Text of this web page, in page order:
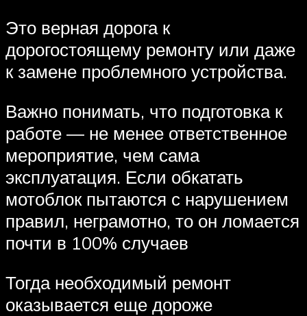
Это верная дорога к
дорогостоящему ремонту или даже
к замене проблемного устройства.
Важно понимать, что подготовка к
работе — не менее ответственное
мероприятие, чем сама
эксплуатация. Если обкатать
мотоблок пытаются с нарушением
правил, неграмотно, то он ломается
почти в 100% случаев
Тогда необходимый ремонт
оказывается еще дороже